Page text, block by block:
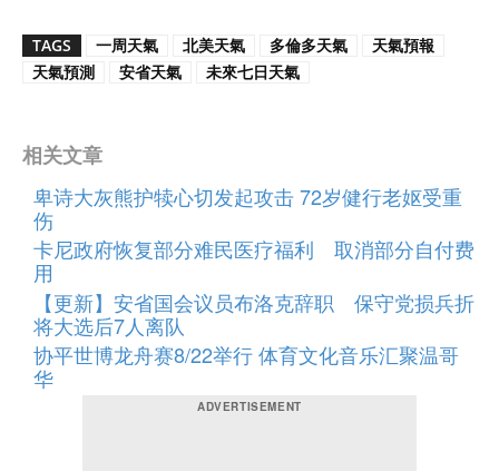
TAGS 一周天氣 北美天氣 多倫多天氣
天氣預報
天氣預測
安省天氣 未來七日天氣
相关文章
卑诗大灰熊护犊心切发起攻击 72岁健行老妪受重
伤
卡尼政府恢复部分难民医疗福利 取消部分自付费
用
【更新】安省国会议员布洛克辞职 保守党损兵折
将大选后7人离队
协平世博龙舟赛8/22举行 体育文化音乐汇聚温哥​​
华